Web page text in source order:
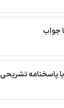
جواب
پاسخنامه تشریحی